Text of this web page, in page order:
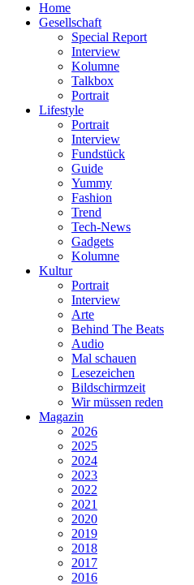
Home
Gesellschaft
Special Report
Interview
Kolumne
Talkbox
Portrait
Lifestyle
Portrait
Interview
Fundstück
Guide
Yummy
Fashion
Trend
Tech-News
Gadgets
Kolumne
Kultur
Portrait
Interview
Arte
Behind The Beats
Audio
Mal schauen
Lesezeichen
Bildschirmzeit
Wir müssen reden
Magazin
2026
2025
2024
2023
2022
2021
2020
2019
2018
2017
2016